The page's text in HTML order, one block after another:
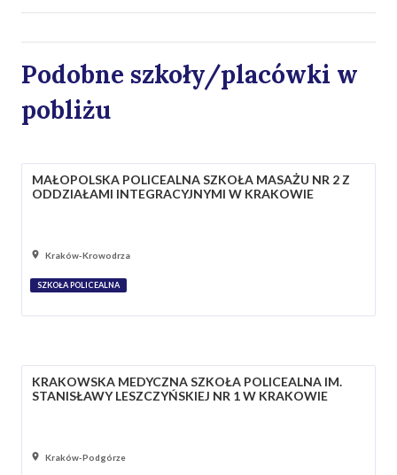
Podobne szkoły/placówki w
pobliżu
MAŁOPOLSKA POLICEALNA SZKOŁA MASAŻU NR 2 Z
ODDZIAŁAMI INTEGRACYJNYMI W KRAKOWIE
Kraków-Krowodrza
SZKOŁA POLICEALNA
KRAKOWSKA MEDYCZNA SZKOŁA POLICEALNA IM.
STANISŁAWY LESZCZYŃSKIEJ NR 1 W KRAKOWIE
Kraków-Podgórze